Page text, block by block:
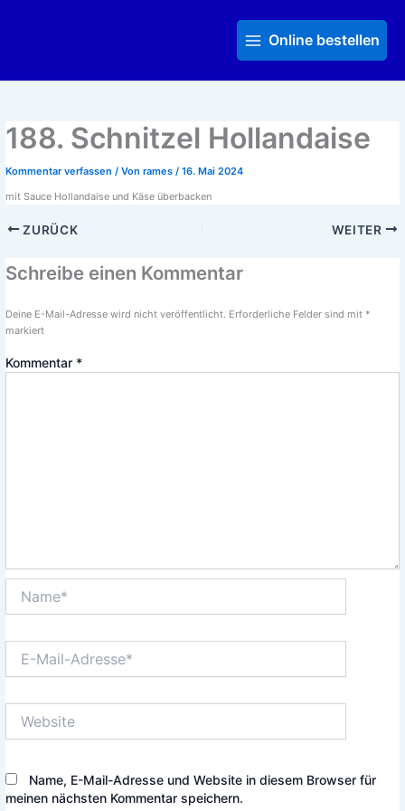
MenuOnline bestellen
188. Schnitzel Hollandaise
Kommentar verfassen / Von rames / 16. Mai 2024
mit Sauce Hollandaise und Käse überbacken
ZURÜCK WEITER
Schreibe einen Kommentar
Deine E-Mail-Adresse wird nicht veröffentlicht. Erforderliche Felder sind mit *
markiert
Kommentar *
Mail-
Name, E-Mail-Adresse und Website in diesem Browser für
meinen nächsten Kommentar speichern.